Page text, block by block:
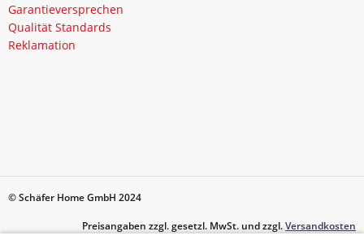
Garantieversprechen
Qualität Standards
Reklamation
© Schäfer Home GmbH 2024
Preisangaben zzgl. gesetzl. MwSt. und zzgl.Versandkosten